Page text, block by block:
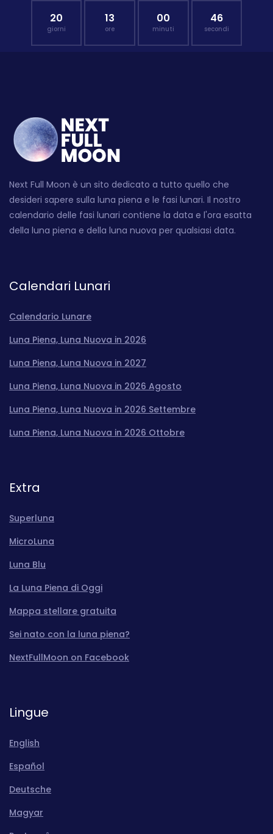
20
giorni
13
ore
00
minuti
45
secondi
Next Full Moon è un sito dedicato a tutto quello che
desideri sapere sulla luna piena e le fasi lunari. Il nostro
calendario delle fasi lunari contiene la data e l'ora esatta
della luna piena e della luna nuova per qualsiasi data.
Calendari Lunari
Calendario Lunare
Luna Piena, Luna Nuova in 2026
Luna Piena, Luna Nuova in 2027
Luna Piena, Luna Nuova in 2026 Agosto
Luna Piena, Luna Nuova in 2026 Settembre
Luna Piena, Luna Nuova in 2026 Ottobre
Extra
Superluna
MicroLuna
Luna Blu
La Luna Piena di Oggi
Mappa stellare gratuita
Sei nato con la luna piena?
NextFullMoon on Facebook
Lingue
English
Español
Deutsche
Magyar